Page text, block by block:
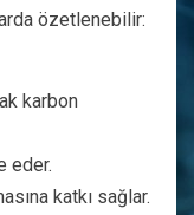
özetlenebilir:
karbon
eder.
katkı sağlar.